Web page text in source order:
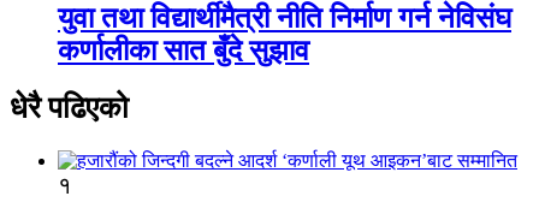
युवा तथा विद्यार्थीमैत्री नीति निर्माण गर्न नेविसंघ
कर्णालीका सात बुँदे सुझाव
धेरै पढिएको
१